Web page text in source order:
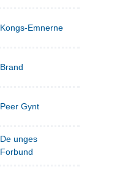
Kongs-Emnerne
Brand
Peer Gynt
De unges
Forbund